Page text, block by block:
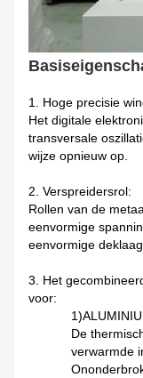
1. Hoge precisie
Het digitale
transversale
wijze opnieuw op.
2. Verspreidersrol:
Rollen van de
eenvormige
eenvormige
3. Het
voor:
De
verwarmde